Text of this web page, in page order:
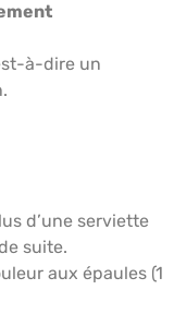
à-dire un
d’une serviette
suite.
aux épaules (1